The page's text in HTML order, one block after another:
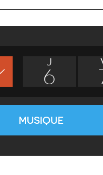
J
6
MUSIQUE